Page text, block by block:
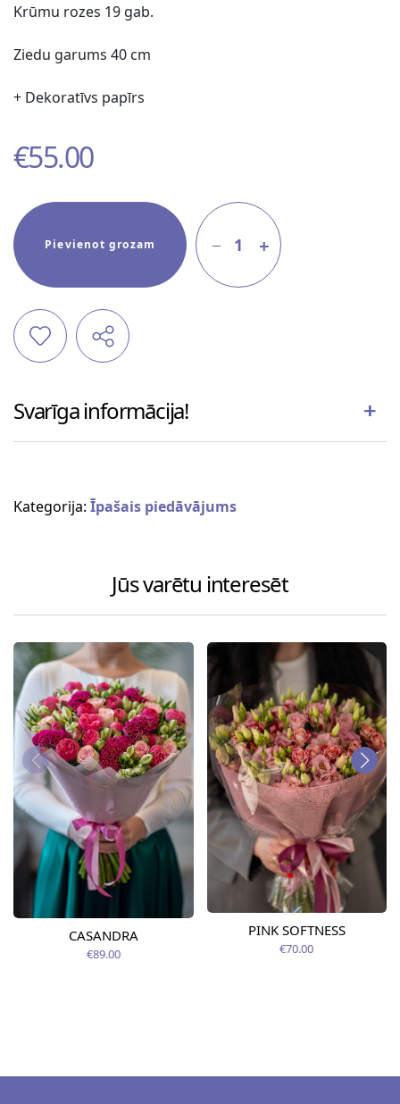
Krūmu rozes 19 gab.
Ziedu garums 40 cm
+ Dekoratīvs papīrs
€55.00
Pievienot grozam 1
Svarīga informācija!
Kategorija: Īpašais piedāvājums
Jūs varētu interesēt
CASANDRA
€89.00
PINK SOFTNESS
€70.00